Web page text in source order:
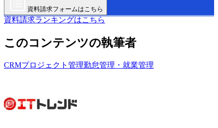
資料請求フォームはこちら
資料請求ランキングはこちら
このコンテンツの執筆者
CRMプロジェクト管理勤怠管理・就業管理